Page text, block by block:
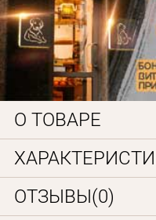
О ТОВАРЕ
ОТЗЫВЫ(0)
Личные данные